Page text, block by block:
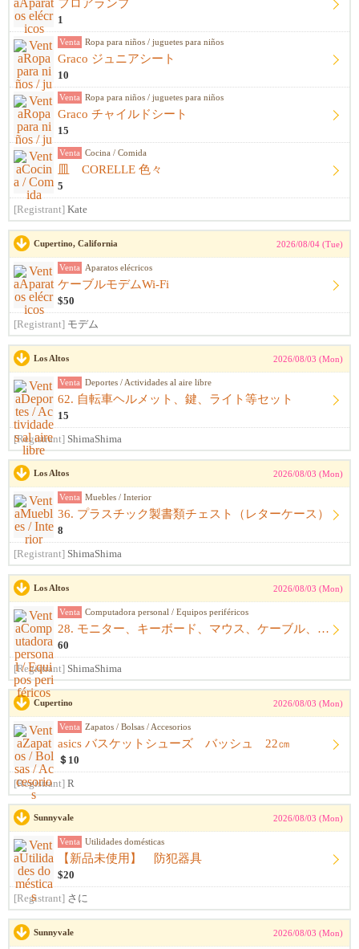
フロアランプ
1
Venta Ropa para niños / juguetes para niños
Graco ジュニアシート
10
Venta Ropa para niños / juguetes para niños
Graco チャイルドシート
15
Venta Cocina / Comida
皿 CORELLE 色々
5
[Registrant] Kate
Cupertino, California 2026/08/04 (Tue)
Venta Aparatos elécricos
ケーブルモデムWi-Fi
$50
[Registrant] モデム
Los Altos 2026/08/03 (Mon)
Venta Deportes / Actividades al aire libre
62. 自転車ヘルメット、鍵、ライト等セット
15
[Registrant] ShimaShima
Los Altos 2026/08/03 (Mon)
Venta Muebles / Interior
36. プラスチック製書類チェスト（レターケース）
8
[Registrant] ShimaShima
Los Altos 2026/08/03 (Mon)
Venta Computadora personal / Equipos periféricos
28. モニター、キーボード、マウス、ケーブル、アームレスト一式
60
[Registrant] ShimaShima
Cupertino 2026/08/03 (Mon)
Venta Zapatos / Bolsas / Accesorios
asics バスケットシューズ バッシュ 22㎝
＄10
[Registrant] R
Sunnyvale 2026/08/03 (Mon)
Venta Utilidades domésticas
【新品未使用】 防犯器具
$20
[Registrant] さに
Sunnyvale 2026/08/03 (Mon)